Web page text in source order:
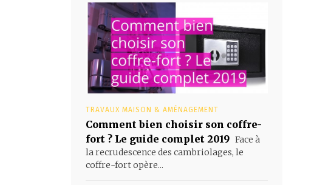
TRAVAUX MAISON & AMÉNAGEMENT
Comment bien choisir son coffre-
fort ? Le guide complet 2019 Face à
la recrudescence des cambriolages, le
coffre-fort opère...